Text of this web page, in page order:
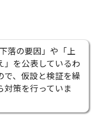
落の要因」や「上
」を公表しているわ
で、仮設と検証を繰
対策を行っていま